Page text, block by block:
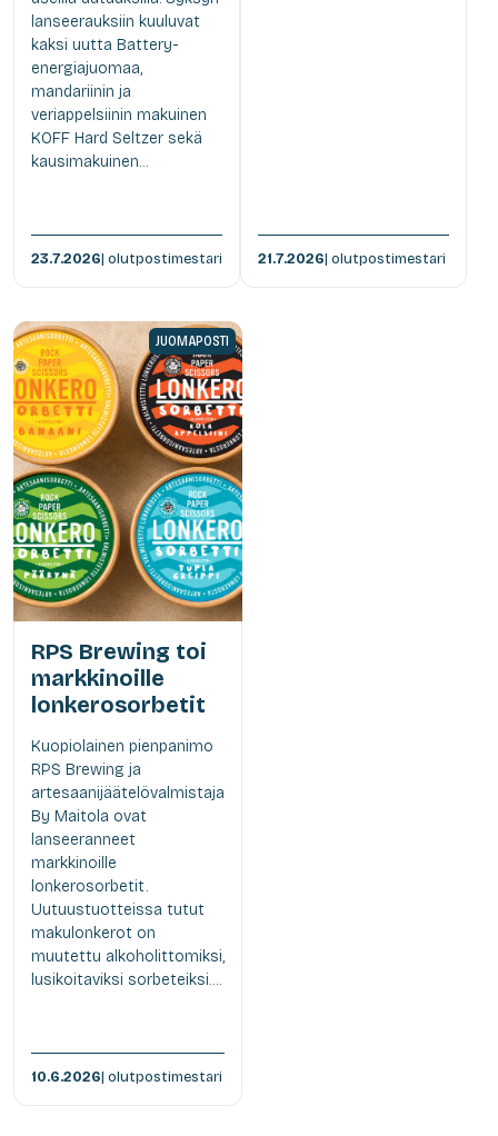
lanseerauksiin kuuluvat
kaksi uutta Battery-
energiajuomaa,
mandariinin ja
veriappelsiinin makuinen
KOFF Hard Seltzer sekä
kausimakuinen...
23.7.2026| olutpostimestari 21.7.2026| olutpostimestari
JUOMAPOSTI
RPS Brewing toi
markkinoille
lonkerosorbetit
Kuopiolainen pienpanimo
RPS Brewing ja
artesaanijäätelövalmistaja
By Maitola ovat
lanseeranneet
markkinoille
lonkerosorbetit.
Uutuustuotteissa tutut
makulonkerot on
muutettu alkoholittomiksi,
lusikoitaviksi sorbeteiksi....
10.6.2026| olutpostimestari